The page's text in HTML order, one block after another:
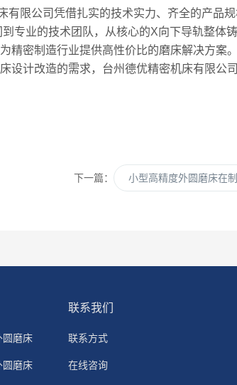
限公司凭借扎实的技术实力、齐全的产品
专业的技术团队，从核心的X向下导轨整体
精密制造行业提供高性价比的磨床解决方案。
计改造的需求，台州德优精密机床有限公
下一篇： 小型高精度外圆磨床在
圆磨床
圆磨床
联系我们
联系方式
在线咨询